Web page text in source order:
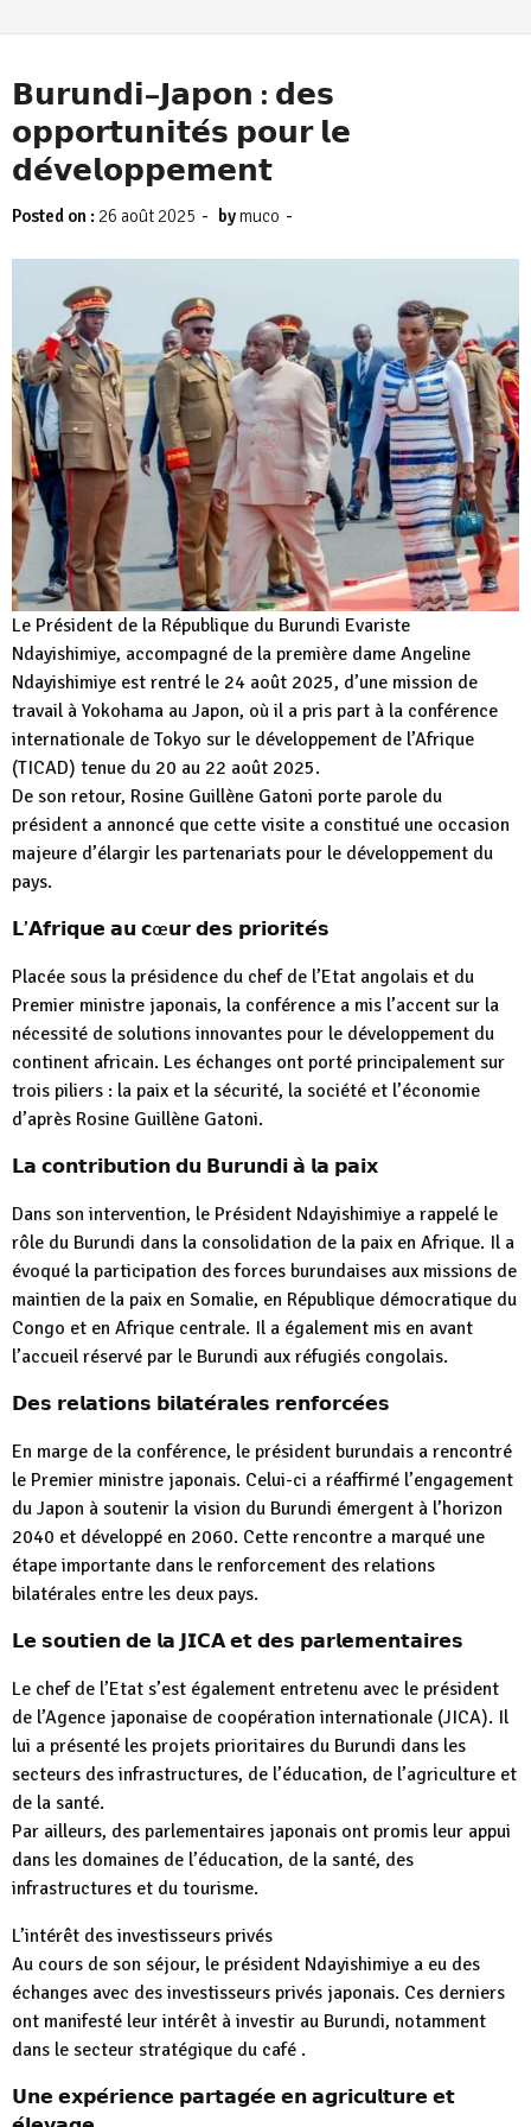
𝗕𝘂𝗿𝘂𝗻𝗱𝗶–𝗝𝗮𝗽𝗼𝗻 : 𝗱𝗲𝘀
𝗼𝗽𝗽𝗼𝗿𝘁𝘂𝗻𝗶𝘁𝗲́𝘀 𝗽𝗼𝘂𝗿 𝗹𝗲
𝗱𝗲́𝘃𝗲𝗹𝗼𝗽𝗽𝗲𝗺𝗲𝗻𝘁
Posted on : 26 août 2025 - bymuco -
Le Président de la République du Burundi Evariste
Ndayishimiye, accompagné de la première dame Angeline
Ndayishimiye est rentré le 24 août 2025, d’une mission de
travail à Yokohama au Japon, où il a pris part à la conférence
internationale de Tokyo sur le développement de l’Afrique
(TICAD) tenue du 20 au 22 août 2025.
De son retour, Rosine Guillène Gatoni porte parole du
président a annoncé que cette visite a constitué une occasion
majeure d’élargir les partenariats pour le développement du
pays.
𝗟’𝗔𝗳𝗿𝗶𝗾𝘂𝗲 𝗮𝘂 𝗰œ𝘂𝗿 𝗱𝗲𝘀 𝗽𝗿𝗶𝗼𝗿𝗶𝘁𝗲́𝘀
Placée sous la présidence du chef de l’Etat angolais et du
Premier ministre japonais, la conférence a mis l’accent sur la
nécessité de solutions innovantes pour le développement du
continent africain. Les échanges ont porté principalement sur
trois piliers : la paix et la sécurité, la société et l’économie
d’après Rosine Guillène Gatoni.
𝗟𝗮 𝗰𝗼𝗻𝘁𝗿𝗶𝗯𝘂𝘁𝗶𝗼𝗻 𝗱𝘂 𝗕𝘂𝗿𝘂𝗻𝗱𝗶 𝗮̀ 𝗹𝗮 𝗽𝗮𝗶𝘅
Dans son intervention, le Président Ndayishimiye a rappelé le
rôle du Burundi dans la consolidation de la paix en Afrique. Il a
évoqué la participation des forces burundaises aux missions de
maintien de la paix en Somalie, en République démocratique du
Congo et en Afrique centrale. Il a également mis en avant
l’accueil réservé par le Burundi aux réfugiés congolais.
𝗗𝗲𝘀 𝗿𝗲𝗹𝗮𝘁𝗶𝗼𝗻𝘀 𝗯𝗶𝗹𝗮𝘁𝗲́𝗿𝗮𝗹𝗲𝘀 𝗿𝗲𝗻𝗳𝗼𝗿𝗰𝗲́𝗲𝘀
En marge de la conférence, le président burundais a rencontré
le Premier ministre japonais. Celui-ci a réaffirmé l’engagement
du Japon à soutenir la vision du Burundi émergent à l’horizon
2040 et développé en 2060. Cette rencontre a marqué une
étape importante dans le renforcement des relations
bilatérales entre les deux pays.
𝗟𝗲 𝘀𝗼𝘂𝘁𝗶𝗲𝗻 𝗱𝗲 𝗹𝗮 𝗝𝗜𝗖𝗔 𝗲𝘁 𝗱𝗲𝘀 𝗽𝗮𝗿𝗹𝗲𝗺𝗲𝗻𝘁𝗮𝗶𝗿𝗲𝘀
Le chef de l’Etat s’est également entretenu avec le président
de l’Agence japonaise de coopération internationale (JICA). Il
lui a présenté les projets prioritaires du Burundi dans les
secteurs des infrastructures, de l’éducation, de l’agriculture et
de la santé.
Par ailleurs, des parlementaires japonais ont promis leur appui
dans les domaines de l’éducation, de la santé, des
infrastructures et du tourisme.
L’intérêt des investisseurs privés
Au cours de son séjour, le président Ndayishimiye a eu des
échanges avec des investisseurs privés japonais. Ces derniers
ont manifesté leur intérêt à investir au Burundi, notamment
dans le secteur stratégique du café .
𝗨𝗻𝗲 𝗲𝘅𝗽𝗲́𝗿𝗶𝗲𝗻𝗰𝗲 𝗽𝗮𝗿𝘁𝗮𝗴𝗲́𝗲 𝗲𝗻 𝗮𝗴𝗿𝗶𝗰𝘂𝗹𝘁𝘂𝗿𝗲 𝗲𝘁